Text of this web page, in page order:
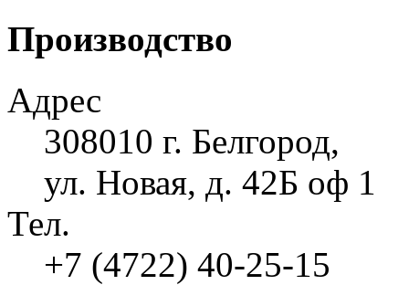
Производство
Адрес
308010 г. Белгород,
ул. Новая, д. 42Б оф 1
Тел.
+7 (4722) 40-25-15